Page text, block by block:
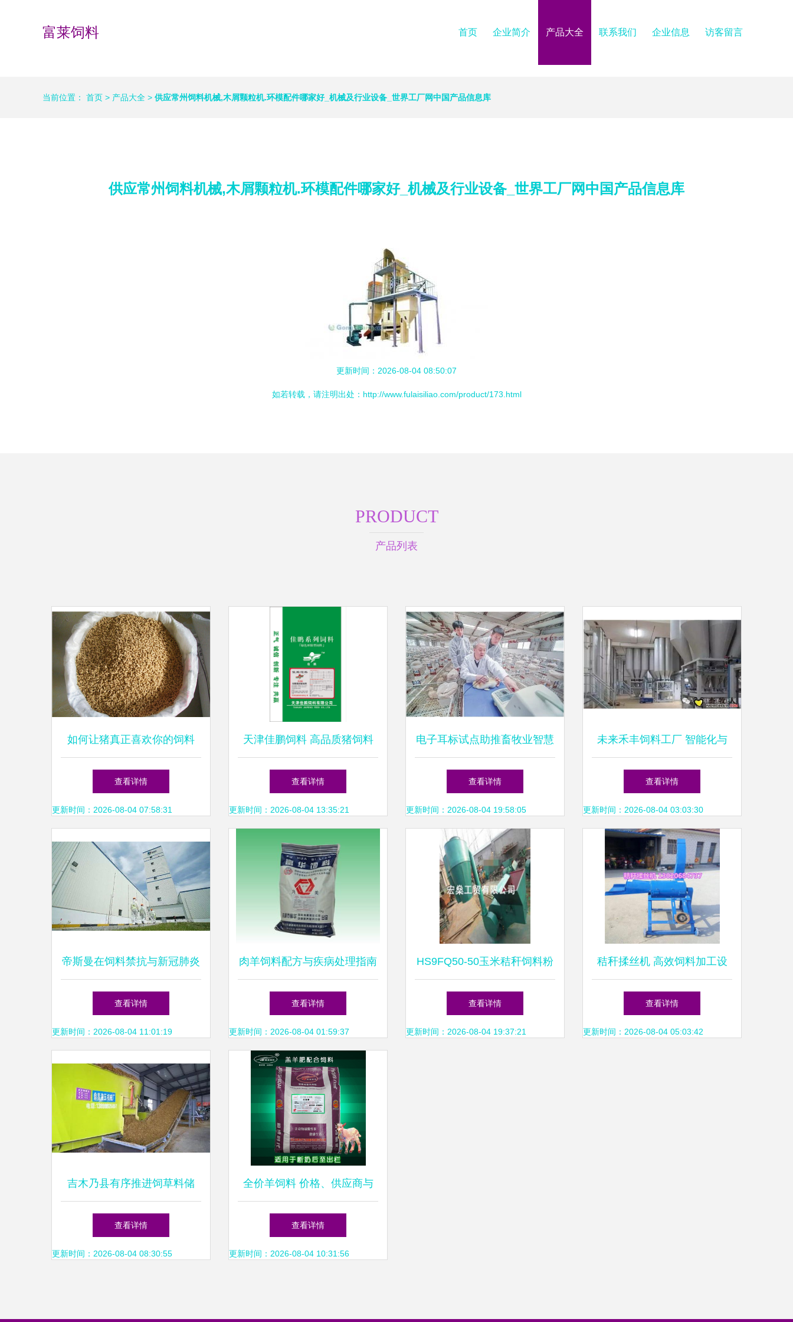
富莱饲料 首页 企业简介 产品大全 联系我们 企业信息 访客留言
当前位置： 首页 > 产品大全 > 供应常州饲料机械,木屑颗粒机.环模配件哪家好_机械及行业设备_世界工厂网中国产品信息库
供应常州饲料机械,木屑颗粒机.环模配件哪家好_机械及行业设备_世界工厂网中国产品信息库
更新时间：2026-08-04 08:50:07
如若转载，请注明出处：http://www.fulaisiliao.com/product/173.html
PRODUCT
产品列表
如何让猪真正喜欢你的饲料
查看详情
更新时间：2026-08-04 07:58:31
天津佳鹏饲料 高品质猪饲料
的专业生产厂家
查看详情
更新时间：2026-08-04 13:35:21
电子耳标试点助推畜牧业智慧
转型，饲料安全协同保障
查看详情
更新时间：2026-08-04 19:58:05
未来禾丰饲料工厂 智能化与
可持续发展的新蓝图
查看详情
更新时间：2026-08-04 03:03:30
帝斯曼在饲料禁抗与新冠肺炎
双重挑战下的创新应对策略
查看详情
更新时间：2026-08-04 11:01:19
肉羊饲料配方与疾病处理指南
——诸城市富华饲料有限责任
公司专业分享
查看详情
更新时间：2026-08-04 01:59:37
HS9FQ50-50玉米秸秆饲料粉
碎机 山东曲阜宏燊工贸的可
靠选择
查看详情
更新时间：2026-08-04 19:37:21
秸秆揉丝机 高效饲料加工设
备介绍
查看详情
更新时间：2026-08-04 05:03:42
吉木乃县有序推进饲草料储
备，保障畜牧业稳定发展
查看详情
更新时间：2026-08-04 08:30:55
全价羊饲料 价格、供应商与
采购指南
查看详情
更新时间：2026-08-04 10:31:56